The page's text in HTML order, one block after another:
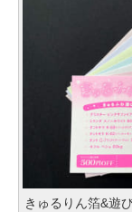
きゅるりん箔&遊